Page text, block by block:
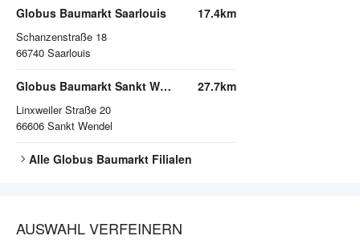
Globus Baumarkt Saarlouis
Schanzenstraße 18
66740 Saarlouis
17.4km
Globus Baumarkt Sankt Wendel
Linxweiler Straße 20
66606 Sankt Wendel
27.7km
Alle Globus Baumarkt Filialen
AUSWAHL VERFEINERN